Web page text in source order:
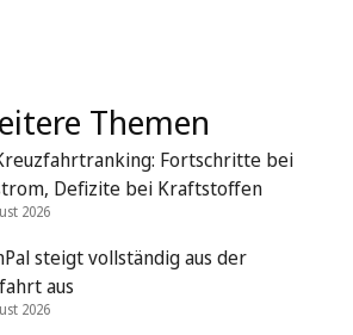
Themen
Fortschritte bei
Defizite bei Kraftstoffen
2026
steigt vollständig aus der
aus
2026